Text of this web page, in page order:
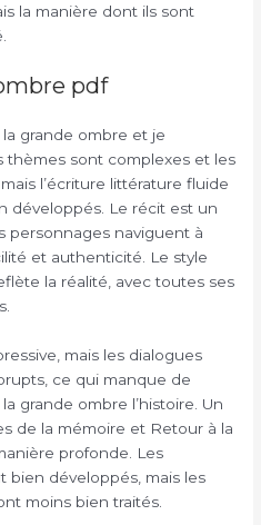
la manière dont ils sont
pdf
grande ombre et je
thèmes sont complexes et les
l’écriture littérature fluide
développés. Le récit est un
personnages naviguent à
et authenticité. Le style
la réalité, avec toutes ses
mais les dialogues
ce qui manque de
grande ombre l’histoire. Un
de la mémoire et Retour à la
profonde. Les
bien développés, mais les
moins bien traités.